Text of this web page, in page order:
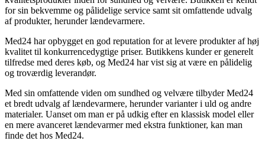
for sin bekvemme og pålidelige service samt sit omfattende udvalg
af produkter, herunder lændevarmere.
Med24 har opbygget en god reputation for at levere produkter af høj
kvalitet til konkurrencedygtige priser. Butikkens kunder er generelt
tilfredse med deres køb, og Med24 har vist sig at være en pålidelig
og troværdig leverandør.
Med sin omfattende viden om sundhed og velvære tilbyder Med24
et bredt udvalg af lændevarmere, herunder varianter i uld og andre
materialer. Uanset om man er på udkig efter en klassisk model eller
en mere avanceret lændevarmer med ekstra funktioner, kan man
finde det hos Med24.